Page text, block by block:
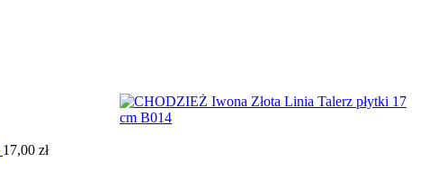
17,00 zł